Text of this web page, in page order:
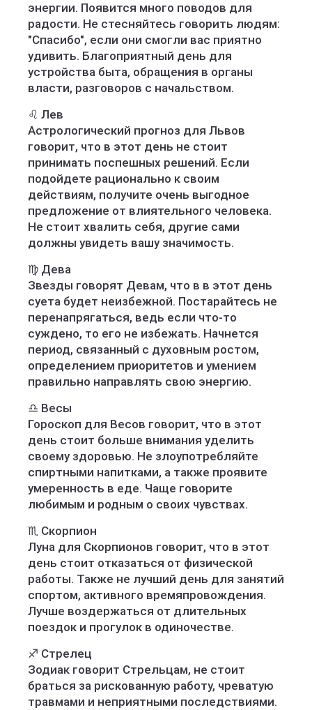
энергии. Появится много поводов для
радости. Не стесняйтесь говорить людям:
"Спасибо", если они смогли вас приятно
удивить. Благоприятный день для
устройства быта, обращения в органы
власти, разговоров с начальством.
♌️ Лев
Астрологический прогноз для Львов
говорит, что в этот день не стоит
принимать поспешных решений. Если
подойдете рационально к своим
действиям, получите очень выгодное
предложение от влиятельного человека.
Не стоит хвалить себя, другие сами
должны увидеть вашу значимость.
♍️ Дева
Звезды говорят Девам, что в в этот день
суета будет неизбежной. Постарайтесь не
перенапрягаться, ведь если что-то
суждено, то его не избежать. Начнется
период, связанный с духовным ростом,
определением приоритетов и умением
правильно направлять свою энергию.
♎️ Весы
Гороскоп для Весов говорит, что в этот
день стоит больше внимания уделить
своему здоровью. Не злоупотребляйте
спиртными напитками, а также проявите
умеренность в еде. Чаще говорите
любимым и родным о своих чувствах.
♏️ Скорпион
Луна для Скорпионов говорит, что в этот
день стоит отказаться от физической
работы. Также не лучший день для занятий
спортом, активного времяпровождения.
Лучше воздержаться от длительных
поездок и прогулок в одиночестве.
♐️ Стрелец
Зодиак говорит Стрельцам, не стоит
браться за рискованную работу, чреватую
травмами и неприятными последствиями.